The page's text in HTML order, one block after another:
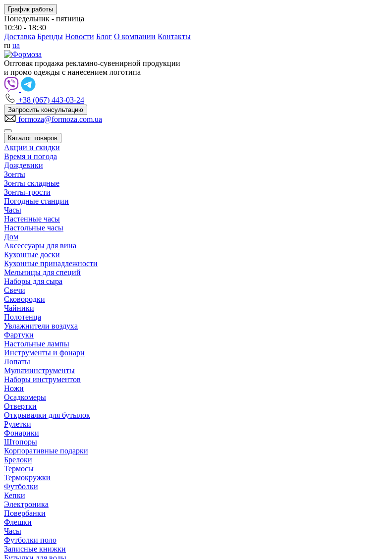
График работы
Понедельник - пятница
10:30 - 18:30
Доставка Бренды Новости Блог О компании Контакты
ru ua
Оптовая продажа рекламно-сувенирной продукции
и промо одежды с нанесением логотипа
+38 (067) 443-03-24
Запросить консультацию
formoza@formoza.com.ua
Каталог товаров
Акции и скидки
Время и погода
Дождевики
Зонты
Зонты складные
Зонты-трости
Погодные станции
Часы
Настенные часы
Настольные часы
Дом
Аксессуары для вина
Кухонные доски
Кухонные принадлежности
Мельницы для специй
Наборы для сыра
Свечи
Сковородки
Чайники
Полотенца
Увлажнители воздуха
Фартуки
Настольные лампы
Инструменты и фонари
Лопаты
Мультиинструменты
Наборы инструментов
Ножи
Осадкомеры
Отвертки
Открывалки для бутылок
Рулетки
Фонарики
Штопоры
Корпоративные подарки
Брелоки
Термосы
Термокружки
Футболки
Кепки
Электроника
Повербанки
Флешки
Часы
Футболки поло
Записные книжки